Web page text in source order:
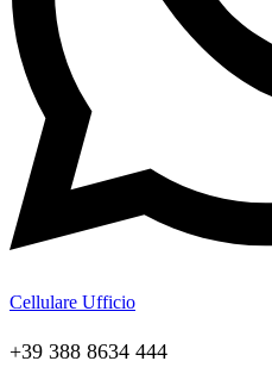
Cellulare Ufficio
+39 388 8634 444